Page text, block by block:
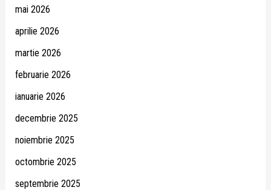
mai 2026
aprilie 2026
martie 2026
februarie 2026
ianuarie 2026
decembrie 2025
noiembrie 2025
octombrie 2025
septembrie 2025